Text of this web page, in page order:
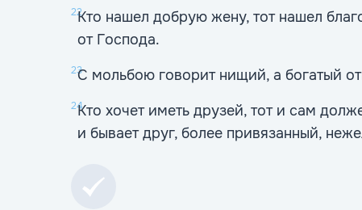
22Кто нашел добрую жену, тот нашел
от Господа.
23С мольбою говорит нищий, а богатый
24Кто хочет иметь друзей, тот и сам
и бывает друг, более привязанный,